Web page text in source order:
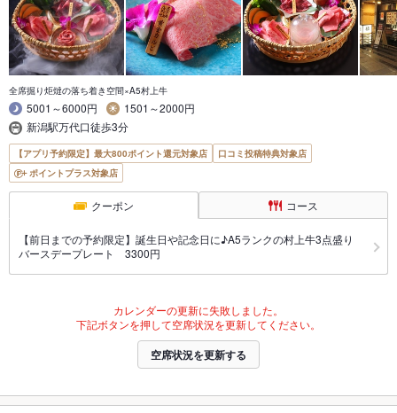
全席掘り炬燵の落ち着き空間×A5村上牛
5001～6000円
1501～2000円
新潟駅万代口徒歩3分
【アプリ予約限定】最大800ポイント還元対象店
口コミ投稿特典対象店
ポイントプラス対象店
クーポン コース
【前日までの予約限定】誕生日や記念日に♪A5ランクの村上牛3点盛り
バースデープレート 3300円
カレンダーの更新に失敗しました。
下記ボタンを押して空席状況を更新してください。
空席状況を更新する